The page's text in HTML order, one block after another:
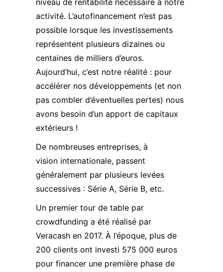
niveau de rentabilité nécessaire à notre
activité. L’autofinancement n’est pas
possible lorsque les investissements
représentent plusieurs dizaines ou
centaines de milliers d’euros.
Aujourd’hui, c’est notre réalité : pour
accélérer nos développements (et non
pas combler d’éventuelles pertes) nous
avons besoin d’un apport de capitaux
extérieurs !
De nombreuses entreprises, à
vision internationale, passent
généralement par plusieurs levées
successives : Série A, Série B, etc.
Un premier tour de table par
crowdfunding a été réalisé par
Veracash en 2017. À l’époque, plus de
200 clients ont investi 575 000 euros
pour financer une première phase de